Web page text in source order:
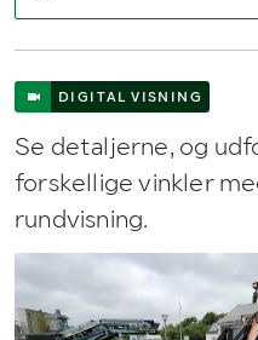
DIGITAL VISNING
Se detaljerne, og
forskellige vinkler
rundvisning.